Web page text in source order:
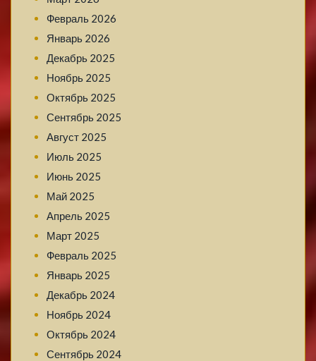
Февраль 2026
Январь 2026
Декабрь 2025
Ноябрь 2025
Октябрь 2025
Сентябрь 2025
Август 2025
Июль 2025
Июнь 2025
Май 2025
Апрель 2025
Март 2025
Февраль 2025
Январь 2025
Декабрь 2024
Ноябрь 2024
Октябрь 2024
Сентябрь 2024